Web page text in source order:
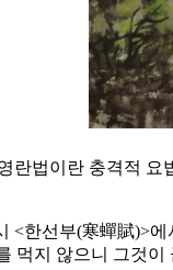
란법이란 충격적
<한선부(寒蟬賦)>
먹지 않으니 그것